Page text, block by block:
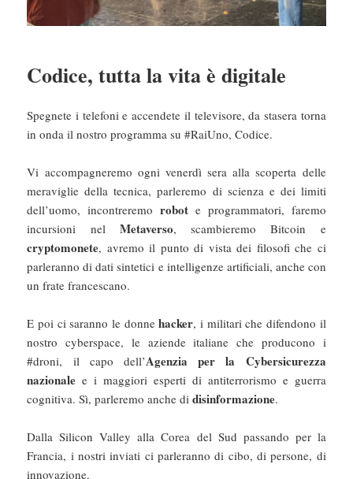
Codice, tutta la vita è digitale
Spegnete i telefoni e accendete il televisore, da stasera torna
in onda il nostro programma su #RaiUno, Codice.
Vi accompagneremo ogni venerdì sera alla scoperta delle
meraviglie della tecnica, parleremo di scienza e dei limiti
dell’uomo, incontreremorobot e programmatori, faremo
incursioni nel Metaverso, scambieremo Bitcoin e
cryptomonete, avremo il punto di vista dei filosofi che ci
parleranno di dati sintetici e intelligenze artificiali, anche con
un frate francescano.
E poi ci saranno le donnehacker, i militari che difendono il
nostro cyberspace, le aziende italiane che producono i
#droni, il capo dell’Agenzia per la Cybersicurezza
nazionale e i maggiori esperti di antiterrorismo e guerra
cognitiva. Sì, parleremo anche didisinformazione.
Dalla Silicon Valley alla Corea del Sud passando per la
Francia, i nostri inviati ci parleranno di cibo, di persone, di
innovazione.